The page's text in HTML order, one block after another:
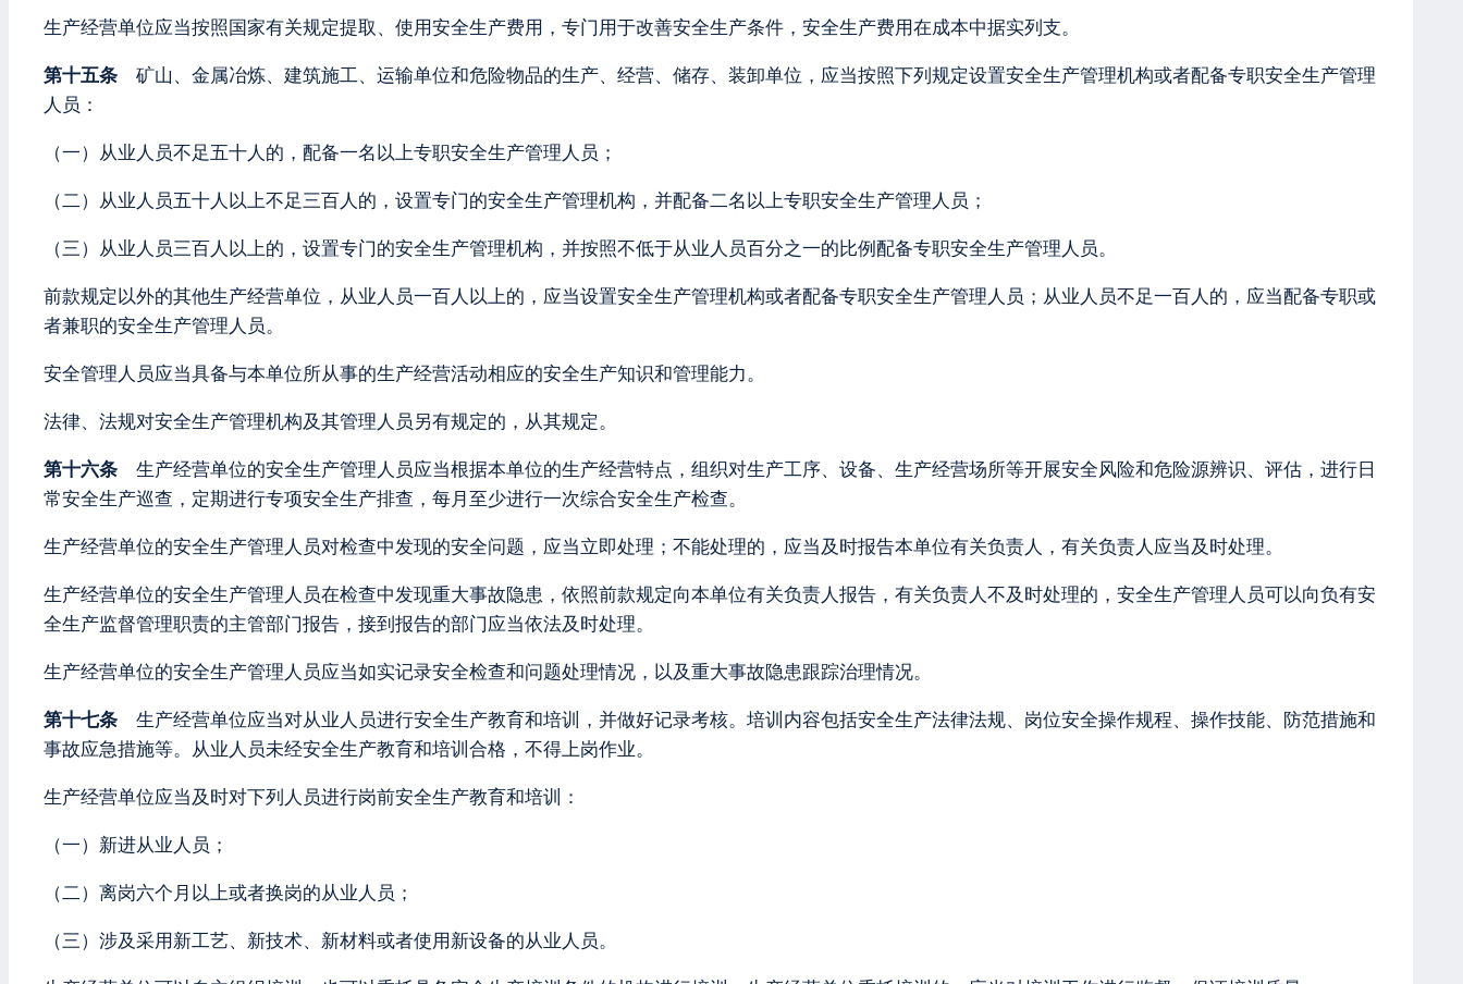
生产经营单位应当按照国家有关规定提取、使用安全生产费用，专门用于改善安全生产条件，安全生产费用在成本中据实列支。
第十五条 矿山、金属冶炼、建筑施工、运输单位和危险物品的生产、经营、储存、装卸单位，应当按照下列规定设置安全生产管理机构或者配备专职安全生产管理
人员：
（一）从业人员不足五十人的，配备一名以上专职安全生产管理人员；
（二）从业人员五十人以上不足三百人的，设置专门的安全生产管理机构，并配备二名以上专职安全生产管理人员；
（三）从业人员三百人以上的，设置专门的安全生产管理机构，并按照不低于从业人员百分之一的比例配备专职安全生产管理人员。
前款规定以外的其他生产经营单位，从业人员一百人以上的，应当设置安全生产管理机构或者配备专职安全生产管理人员；从业人员不足一百人的，应当配备专职或
者兼职的安全生产管理人员。
安全管理人员应当具备与本单位所从事的生产经营活动相应的安全生产知识和管理能力。
法律、法规对安全生产管理机构及其管理人员另有规定的，从其规定。
第十六条 生产经营单位的安全生产管理人员应当根据本单位的生产经营特点，组织对生产工序、设备、生产经营场所等开展安全风险和危险源辨识、评估，进行日
常安全生产巡查，定期进行专项安全生产排查，每月至少进行一次综合安全生产检查。
生产经营单位的安全生产管理人员对检查中发现的安全问题，应当立即处理；不能处理的，应当及时报告本单位有关负责人，有关负责人应当及时处理。
生产经营单位的安全生产管理人员在检查中发现重大事故隐患，依照前款规定向本单位有关负责人报告，有关负责人不及时处理的，安全生产管理人员可以向负有安
全生产监督管理职责的主管部门报告，接到报告的部门应当依法及时处理。
生产经营单位的安全生产管理人员应当如实记录安全检查和问题处理情况，以及重大事故隐患跟踪治理情况。
第十七条 生产经营单位应当对从业人员进行安全生产教育和培训，并做好记录考核。培训内容包括安全生产法律法规、岗位安全操作规程、操作技能、防范措施和
事故应急措施等。从业人员未经安全生产教育和培训合格，不得上岗作业。
生产经营单位应当及时对下列人员进行岗前安全生产教育和培训：
（一）新进从业人员；
（二）离岗六个月以上或者换岗的从业人员；
（三）涉及采用新工艺、新技术、新材料或者使用新设备的从业人员。